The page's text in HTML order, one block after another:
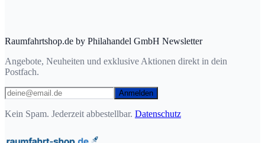
Raumfahrtshop.de by Philahandel GmbH Newsletter
Angebote, Neuheiten und exklusive Aktionen direkt in dein
Postfach.
Anmelden
Kein Spam. Jederzeit abbestellbar. Datenschutz